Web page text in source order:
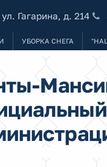
Гагарина, д. 214
УБОРКА СНЕГА